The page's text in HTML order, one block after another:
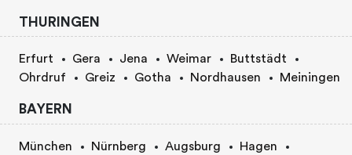
THURINGEN
Erfurt Gera Jena Weimar
Buttstädt
Ohrdruf
Greiz Gotha Nordhausen Meiningen
BAYERN
München Nürnberg Augsburg
Hagen